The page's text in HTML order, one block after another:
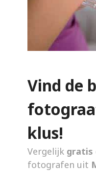
Vind de
klus!
Vergelijk gratis
fotografen uit